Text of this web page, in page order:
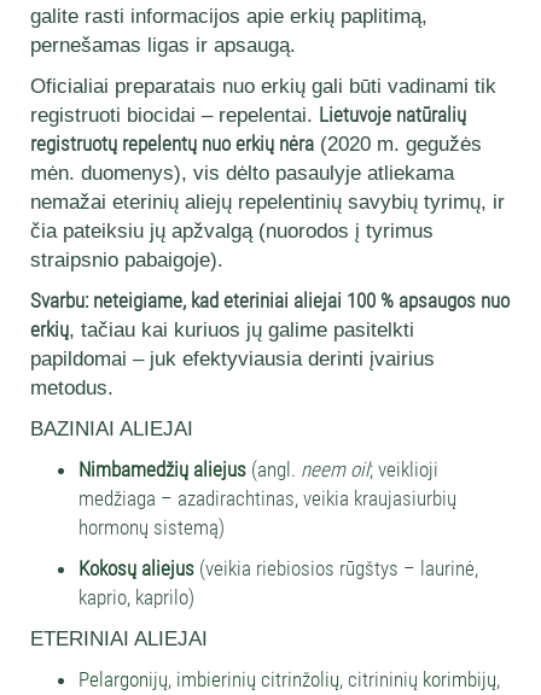
galite rasti informacijos apie erkių paplitimą,
pernešamas ligas ir apsaugą.
Oficialiai preparatais nuo erkių gali būti vadinami tik
registruoti biocidai – repelentai. Lietuvoje natūralių
registruotų repelentų nuo erkių nėra (2020 m. gegužės
mėn. duomenys), vis dėlto pasaulyje atliekama
nemažai eterinių aliejų repelentinių savybių tyrimų, ir
čia pateiksiu jų apžvalgą (nuorodos į tyrimus
straipsnio pabaigoje).
Svarbu: neteigiame, kad eteriniai aliejai 100 % apsaugos nuo
erkių, tačiau kai kuriuos jų galime pasitelkti
papildomai – juk efektyviausia derinti įvairius
metodus.
BAZINIAI ALIEJAI
Nimbamedžių aliejus (angl. neem oil; veiklioji
medžiaga – azadirachtinas, veikia kraujasiurbių
hormonų sistemą)
Kokosų aliejus (veikia riebiosios rūgštys – laurinė,
kaprio, kaprilo)
ETERINIAI ALIEJAI
Pelargonijų, imbierinių citrinžolių, citrininių korimbijų,